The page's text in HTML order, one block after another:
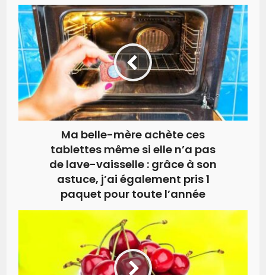
Ma belle-mère achète ces
tablettes même si elle n’a pas
de lave-vaisselle : grâce à son
astuce, j’ai également pris 1
paquet pour toute l’année